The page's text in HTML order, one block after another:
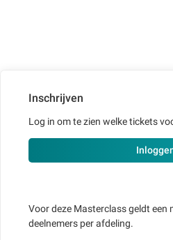
Inschrijven
Log in om te zien welke tickets
Voor deze Masterclass geldt een
deelnemers per afdeling.